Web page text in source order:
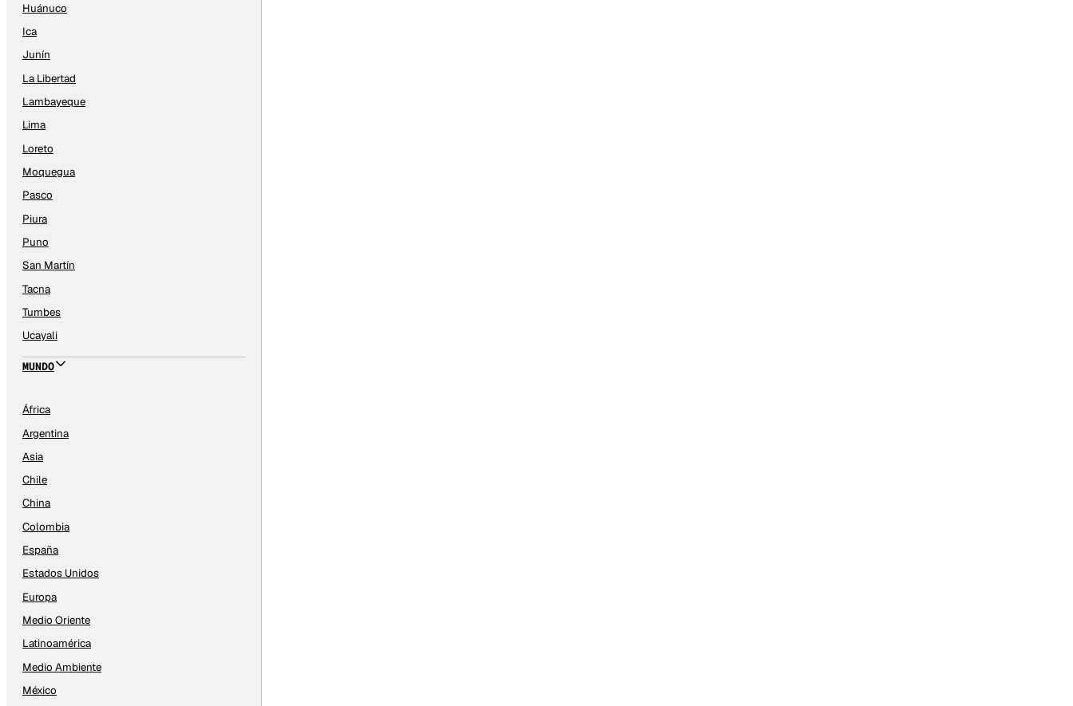
Huánuco
Ica
Junín
La Libertad
Lambayeque
Lima
Loreto
Moquegua
Pasco
Piura
Puno
San Martín
Tacna
Tumbes
Ucayali
MUNDO
África
Argentina
Asia
Chile
China
Colombia
España
Estados Unidos
Europa
Medio Oriente
Latinoamérica
Medio Ambiente
México